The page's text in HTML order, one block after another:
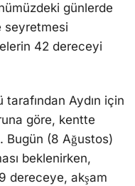
günlerde
seyretmesi
42 dereceyi
Aydın için
göre, kentte
Bugün (8 Ağustos)
beklenirken,
dereceye, akşam